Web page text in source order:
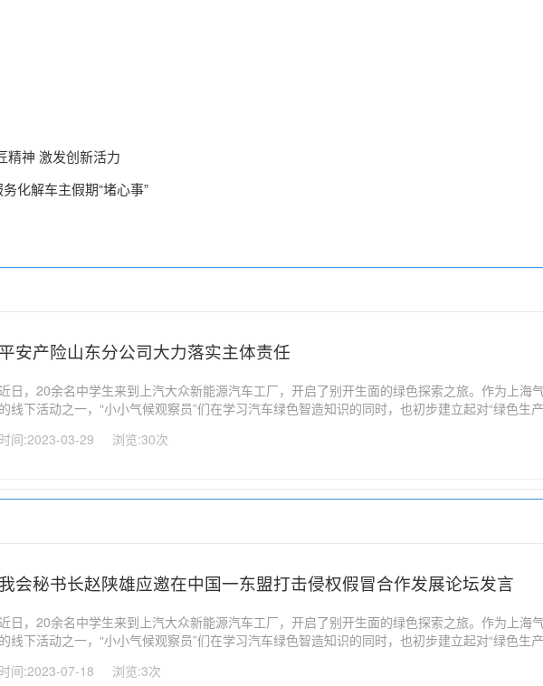
精神 激发创新活力
化解车主假期“堵心事”
平安产险山东分公司大力落实主体责任
日，20余名中学生来到上汽大众新能源汽车工厂，开启了别开生面的绿色探索之旅。作为上海
的线下活动之一，“小小气候观察员”们在学习汽车绿色智造知识的同时，也初步建立起对“绿色生产
持续发展已经成为国际社会共同关注的...
时间:2023-03-29 浏览:30次
我会秘书长赵陕雄应邀在中国一东盟打击侵权假冒合作发展论坛发言
日，20余名中学生来到上汽大众新能源汽车工厂，开启了别开生面的绿色探索之旅。作为上海
的线下活动之一，“小小气候观察员”们在学习汽车绿色智造知识的同时，也初步建立起对“绿色生产
持续发展已经成为国际社会共同关注的...
时间:2023-07-18 浏览:3次